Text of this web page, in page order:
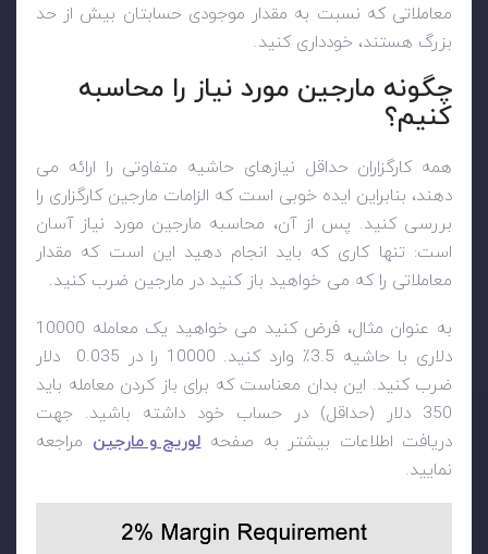
معاملاتی که نسبت به مقدار موجودی حسابتان بیش از حد
بزرگ هستند، خودداری کنید.
چگونه مارجین مورد نیاز را محاسبه
کنیم؟
همه کارگزاران حداقل نیازهای حاشیه متفاوتی را ارائه می
دهند، بنابراین ایده خوبی است که الزامات مارجین کارگزاری را
بررسی کنید. پس از آن، محاسبه مارجین مورد نیاز آسان
است: تنها کاری که باید انجام دهید این است که مقدار
معاملاتی را که می خواهید باز کنید در مارجین ضرب کنید.
به عنوان مثال، فرض کنید می خواهید یک معامله 10000
دلاری با حاشیه 3.5٪ وارد کنید. 10000 را در 0.035 دلار
ضرب کنید. این بدان معناست که برای باز کردن معامله باید
350 دلار (حداقل) در حساب خود داشته باشید. جهت
دریافت اطلاعات بیشتر به صفحهلوریج و مارجین مراجعه
نمایید.